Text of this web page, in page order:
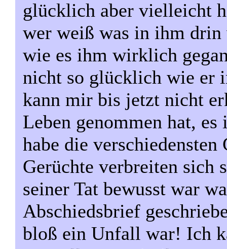
glücklich aber vielleicht
wer weiß was in ihm drin
wie es ihm wirklich
nicht so glücklich wie er
kann mir bis jetzt nicht
Leben genommen hat,
habe die
Gerüchte verbreiten sich
seiner Tat bewusst war
Abschiedsbrief
bloß ein Unfall war! Ich